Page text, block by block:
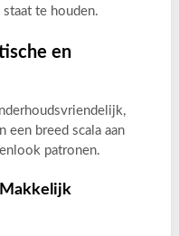
te houden.
en
een breed scala aan
patronen.